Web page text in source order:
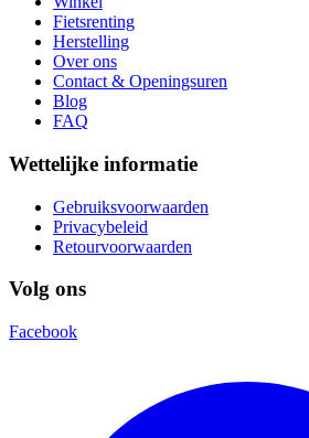
Fietsrenting
Herstelling
Over ons
Contact & Openingsuren
Blog
FAQ
Wettelijke informatie
Gebruiksvoorwaarden
Privacybeleid
Retourvoorwaarden
Volg ons
Facebook